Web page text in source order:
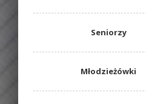
Seniorzy
Młodzieżówki